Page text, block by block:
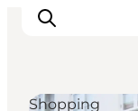
Shopping